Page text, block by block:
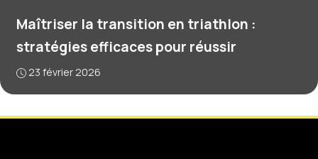
Maîtriser la transition en triathlon :
stratégies efficaces pour réussir
23 février 2026